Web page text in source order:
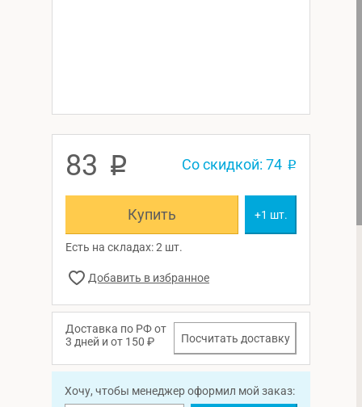
83 p Со скидкой: 74 p
Купить +1 шт.
Есть на складах: 2 шт.
Доставка по РФ от
3 дней и от 150 ₽
Посчитать доставку
Хочу, чтобы менеджер оформил мой заказ: